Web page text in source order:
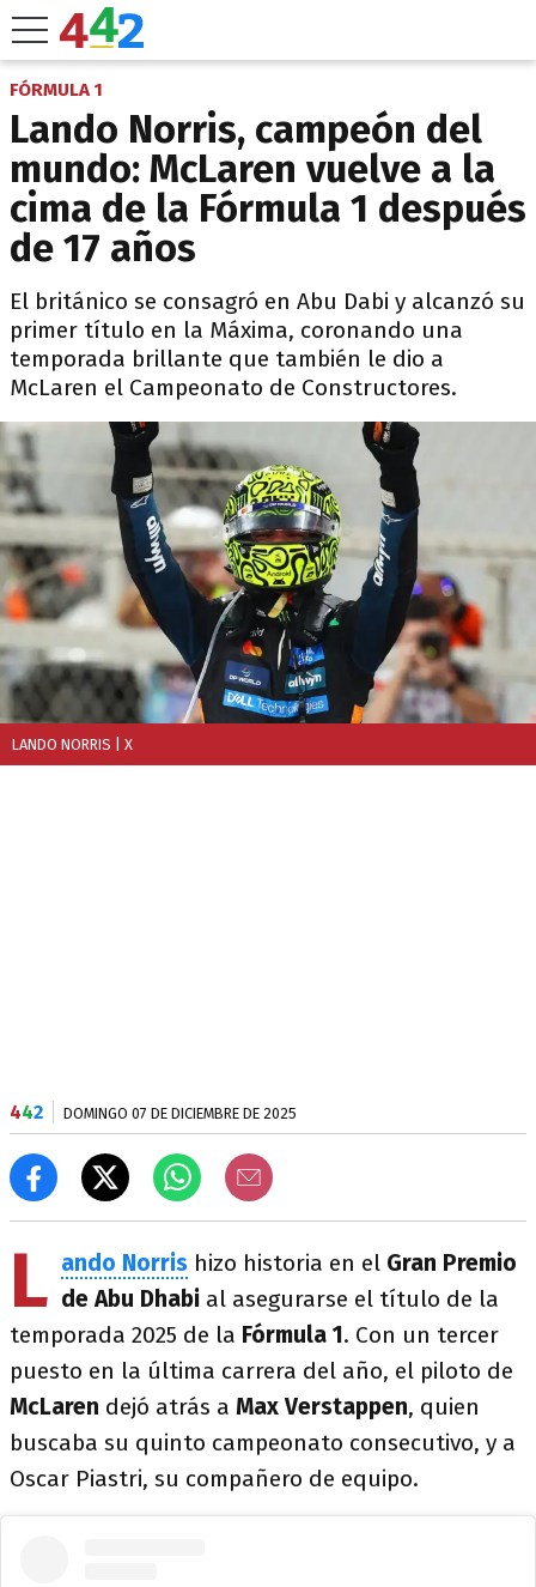
FÓRMULA 1
Lando Norris, campeón del
mundo: McLaren vuelve a la
cima de la Fórmula 1 después
de 17 años
El británico se consagró en Abu Dabi y alcanzó su
primer título en la Máxima, coronando una
temporada brillante que también le dio a
McLaren el Campeonato de Constructores.
LANDO NORRIS | X
442 DOMINGO 07 DE DICIEMBRE DE 2025
L ando Norris hizo historia en el Gran Premio
de Abu Dhabi al asegurarse el título de la
temporada 2025 de la Fórmula 1. Con un tercer
puesto en la última carrera del año, el piloto de
McLaren dejó atrás a Max Verstappen, quien
buscaba su quinto campeonato consecutivo, y a
Oscar Piastri, su compañero de equipo.